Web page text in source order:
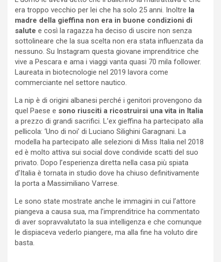
era troppo vecchio per lei che ha solo 25 anni. Inoltre la
madre della gieffina non era in buone condizioni di
salute e così la ragazza ha deciso di uscire non senza
sottolineare che la sua scelta non era stata influenzata da
nessuno. Su Instagram questa giovane imprenditrice che
vive a Pescara e ama i viaggi vanta quasi 70 mila follower.
Laureata in biotecnologie nel 2019 lavora come
commerciante nel settore nautico.
La nip è di origini albanesi perché i genitori provengono da
quel Paese e sono riusciti a ricostruirsi una vita in Italia
a prezzo di grandi sacrifici. L’ex gieffina ha partecipato alla
pellicola: ‘Uno di noi’ di Luciano Silighini Garagnani. La
modella ha partecipato alle selezioni di Miss Italia nel 2018
ed è molto attiva sui social dove condivide scatti del suo
privato. Dopo l’esperienza diretta nella casa più spiata
d’Italia è tornata in studio dove ha chiuso definitivamente
la porta a Massimiliano Varrese.
Le sono state mostrate anche le immagini in cui l’attore
piangeva a causa sua, ma l’imprenditrice ha commentato
di aver sopravvalutato la sua intelligenza e che comunque
le dispiaceva vederlo piangere, ma alla fine ha voluto dire
basta.